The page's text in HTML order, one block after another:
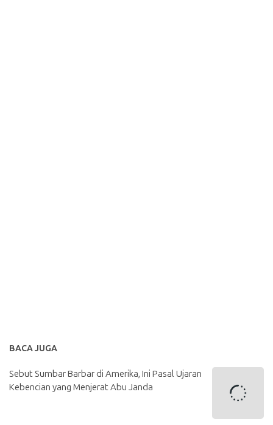
BACA JUGA
Sebut Sumbar Barbar di Amerika, Ini Pasal Ujaran
Kebencian yang Menjerat Abu Janda